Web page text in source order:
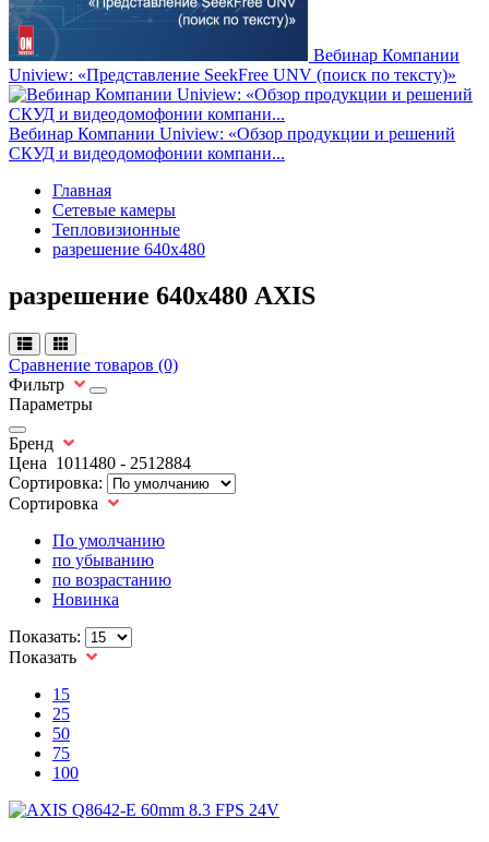
Вебинар Компании
Uniview: «Представление SeekFree UNV (поиск по тексту)»
Вебинар Компании Uniview: «Обзор продукции и решений
СКУД и видеодомофонии компани...
Главная
Сетевые камеры
Тепловизионные
разрешение 640х480
разрешение 640х480 AXIS
Сравнение товаров (0)
Фильтр
Параметры
Бренд
Цена 1011480 - 2512884
Сортировка:
Сортировка
По умолчанию
по убыванию
по возрастанию
Новинка
Показать:
Показать
15
25
50
75
100